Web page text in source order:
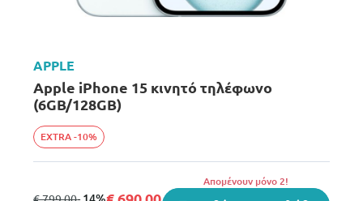
APPLE
Apple iPhone 15 κινητό τηλέφωνο
(6GB/128GB)
EXTRA -10%
από σε
Aπομένουν μόνο 2!